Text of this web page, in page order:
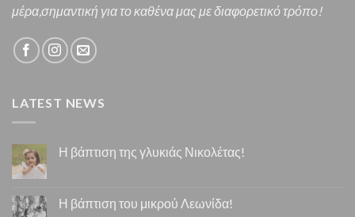
μέρα,σημαντική για το καθένα μαςμε διαφορετικό τρόπο!
LATEST NEWS
Η βάπτιση της γλυκιάς Νικολέτας!
Η βάπτιση του μικρού Λεωνίδα!